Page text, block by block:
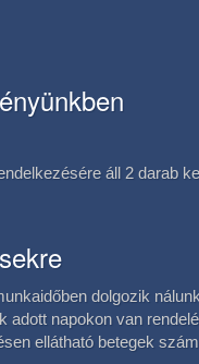
áll 2 darab
dolgozik
adott napokon van
ellátható betegek